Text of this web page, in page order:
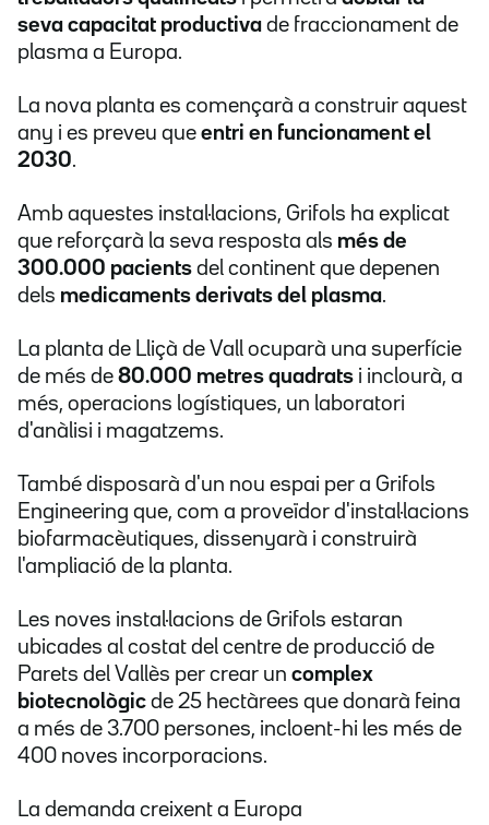
seva capacitat productiva de fraccionament de
plasma a Europa.
La nova planta es començarà a construir aquest
any i es preveu que entri en funcionament el
2030.
Amb aquestes instal·lacions, Grifols ha explicat
que reforçarà la seva resposta als més de
300.000 pacients del continent que depenen
dels medicaments derivats del plasma.
La planta de Lliçà de Vall ocuparà una superfície
de més de 80.000 metres quadrats i inclourà, a
més, operacions logístiques, un laboratori
d'anàlisi i magatzems.
També disposarà d'un nou espai per a Grifols
Engineering que, com a proveïdor d'instal·lacions
biofarmacèutiques, dissenyarà i construirà
l'ampliació de la planta.
Les noves instal·lacions de Grifols estaran
ubicades al costat del centre de producció de
Parets del Vallès per crear un complex
biotecnològic de 25 hectàrees que donarà feina
a més de 3.700 persones, incloent-hi les més de
400 noves incorporacions.
La demanda creixent a Europa